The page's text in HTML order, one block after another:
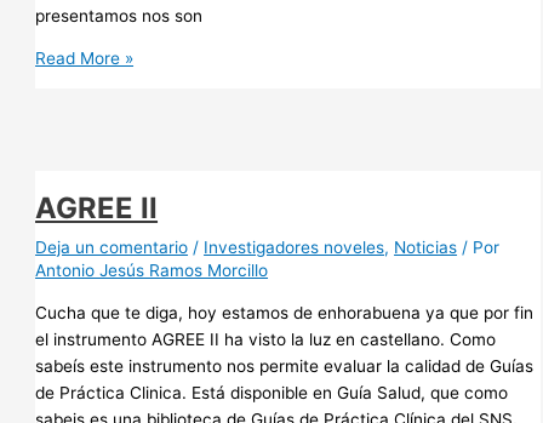
presentamos nos son
Guía
manejo
del
sobrepeso
la
obesidad
en
personas
Read More »
AGREE II
Deja un comentario / Investigadores noveles, Noticias / Por
Antonio Jesús Ramos Morcillo
Cucha que te diga, hoy estamos de enhorabuena ya que por fin
el instrumento AGREE II ha visto la luz en castellano. Como
sabeís este instrumento nos permite evaluar la calidad de Guías
de Práctica Clinica. Está disponible en Guía Salud, que como
sabeis es una biblioteca de Guías de Práctica Clínica del SNS.